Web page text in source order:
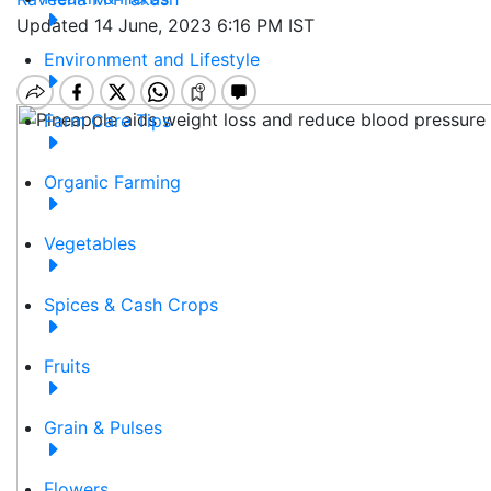
Environment and Lifestyle
Farm Care Tips
Organic Farming
Vegetables
Spices & Cash Crops
Fruits
Grain & Pulses
Updated 14 June, 2023 6:16 PM IST